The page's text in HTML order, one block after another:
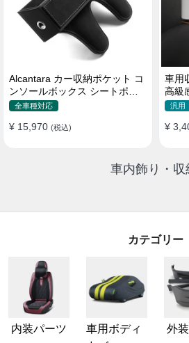
Alcantara カー収納ポケット コ
ンソールボックス シートポケ
ット 隙間ポケットセット
全車種対応
¥ 15,970 (税込)
車用
高級
トポ
汎用
¥
車内飾り・収
カテゴリー
内装パーツ
車用ボディ
外